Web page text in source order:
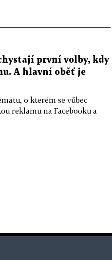
první volby, kdy
A hlavní oběť je
o kterém se vůbec
reklamu na Facebooku a